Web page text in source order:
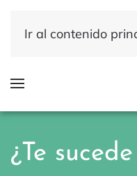
Ir al contenido
INICIO
HACEMOS
¿Te